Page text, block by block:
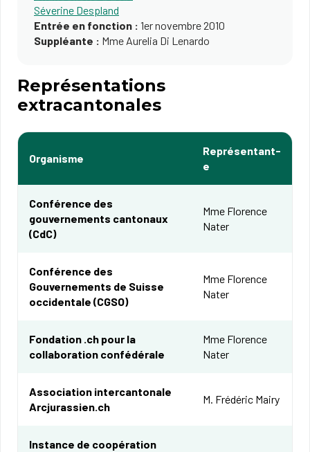
Séverine Despland
Entrée en fonction : 1er novembre 2010
Suppléante : Mme Aurelia Di Lenardo
Représentations
extracantonales
Organisme
Représentant-
e
Conférence des
gouvernements cantonaux
(CdC)​
Mme Florence
Nater
Conférence des
Gouvernements de Suisse
occidentale (CGSO)
Mme Florence
Nater
Fondation .ch pour la
collaboration confédérale
Mme Florence
Nater
Association intercantonale
Arcjurassien.ch
​M. Frédéric Mairy
​Instance de coopération